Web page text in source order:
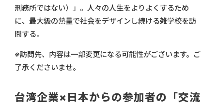
刑務所ではない）」。人々の人生をよりよくするため
に、最大級の熱量で社会をデザインし続ける雑学校を訪
問する。
※訪問先、内容は一部変更になる可能性がございます。ご
了承くださいませ。
台湾企業×日本からの参加者の「交流